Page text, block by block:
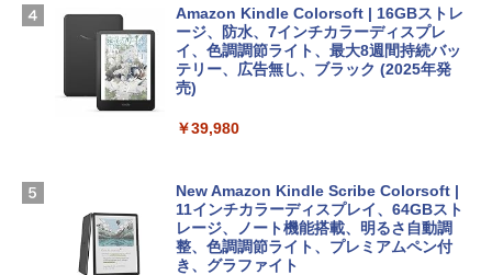
￥347,600
【Amazon.co.jp限定】 HP ノートパソコ
SSD インテル Core 5
FMV ノートパソコン WE1-K3 (MS 365 P
ersonal/Copilotキー搭載/Win 11/15.6型/
Core i5/16GB/SSD 512GB/ホワイト) FM
ラインコード版
￥1,600
ト): Java & Bedrock Edition | オンライ
￥3,600
￥2,326
FM TOWNS ハイパー・カタログ: 本体ハ
ェクトリストと最新エミュレータ紹介
Amazon Kindle Colorsoft | 16GBストレ
ージ、防水、7インチカラーディスプレ
イ、色調調節ライト、最大8週間持続バッ
テリー、広告無し、ブラック (2025年発
売)
￥39,980
New Amazon Kindle Scribe Colorsoft |
11インチカラーディスプレイ、64GBスト
レージ、ノート機能搭載、明るさ自動調
整、色調調節ライト、プレミアムペン付
き、グラファイト